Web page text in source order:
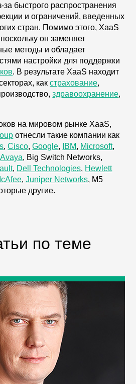
за быстрого распространения
и ограничений, введенных
стран. Помимо этого, XaaS
он заменяет
методы и обладает
настройки для поддержки
. В результате XaaS находит
какстрахование,
здравоохранение,
на мировом рынке XaaS,
отнесли такие компании как
,Cisco,Google, IBM, Microsoft,
Avaya, Big Switch Networks,
, Dell Technologies, Hewlett
,Juniper Networks, M5
другие.
по теме